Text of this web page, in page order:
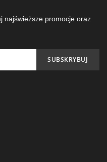
najświeższe promocje oraz
SUBSKRYBUJ